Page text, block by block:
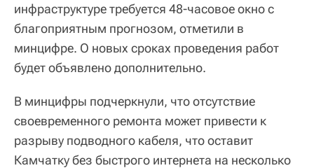
инфраструктуре требуется 48-часовое окно с
благоприятным прогнозом, отметили в
минцифре. О новых сроках проведения работ
будет объявлено дополнительно.
В минцифры подчеркнули, что отсутствие
своевременного ремонта может привести к
разрыву подводного кабеля, что оставит
Камчатку без быстрого интернета на несколько